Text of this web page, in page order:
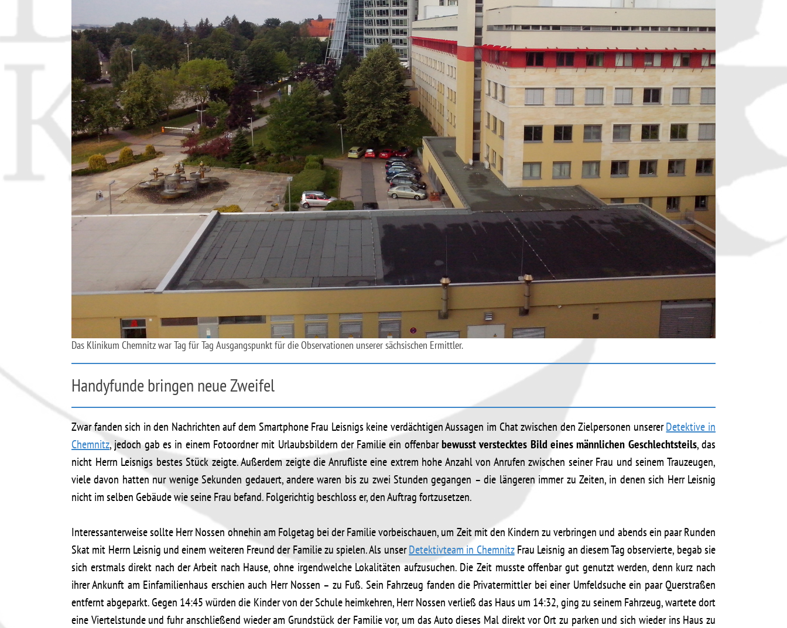
Das Klinikum Chemnitz war Tag für Tag Ausgangspunkt für die Observationen unserer sächsischen Ermittler.
Handyfunde bringen neue Zweifel
Zwar fanden sich in den Nachrichten auf dem Smartphone Frau Leisnigs keine verdächtigen Aussagen im Chat zwischen den Zielpersonen unsererDetektive in
Chemnitz, jedoch gab es in einem Fotoordner mit Urlaubsbildern der Familie ein offenbarbewusst verstecktes Bild eines männlichen Geschlechtsteils, das
nicht Herrn Leisnigs bestes Stück zeigte. Außerdem zeigte die Anrufliste eine extrem hohe Anzahl von Anrufen zwischen seiner Frau und seinem Trauzeugen,
viele davon hatten nur wenige Sekunden gedauert, andere waren bis zu zwei Stunden gegangen – die längeren immer zu Zeiten, in denen sich Herr Leisnig
nicht im selben Gebäude wie seine Frau befand. Folgerichtig beschloss er, den Auftrag fortzusetzen.
Interessanterweise sollte Herr Nossen ohnehin am Folgetag bei der Familie vorbeischauen, um Zeit mit den Kindern zu verbringen und abends ein paar Runden
Skat mit Herrn Leisnig und einem weiteren Freund der Familie zu spielen. Als unserDetektivteam in ChemnitzFrau Leisnig an diesem Tag observierte, begab sie
sich erstmals direkt nach der Arbeit nach Hause, ohne irgendwelche Lokalitäten aufzusuchen. Die Zeit musste offenbar gut genutzt werden, denn kurz nach
ihrer Ankunft am Einfamilienhaus erschien auch Herr Nossen – zu Fuß. Sein Fahrzeug fanden die Privatermittler bei einer Umfeldsuche ein paar Querstraßen
entfernt abgeparkt. Gegen 14:45 würden die Kinder von der Schule heimkehren, Herr Nossen verließ das Haus um 14:32, ging zu seinem Fahrzeug, wartete dort
eine Viertelstunde und fuhr anschließend wieder am Grundstück der Familie vor, um das Auto dieses Mal direkt vor Ort zu parken und sich wieder ins Haus zu